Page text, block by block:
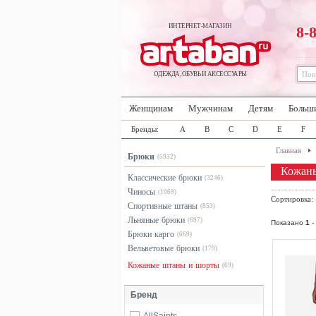
ИНТЕРНЕТ-МАГАЗИН
ОДЕЖДА, ОБУВЬ И АКСЕССУАРЫ
8-
Женщинам Мужчинам Детям
Бренды: A B C D E F
Брюки (5932)
Классические брюки (3246)
Чиносы (1069)
Спортивные штаны (853)
Льняные брюки (697)
Брюки карго (669)
Вельветовые брюки (179)
Кожаные штаны и шорты (69)
Бренд
Главная
Показано 1 -